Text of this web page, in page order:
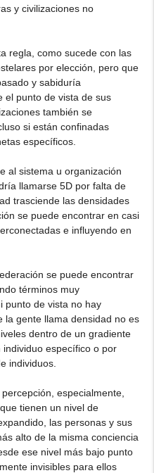
y civilizaciones no
regla, como sucede con las
por elección, pero que
y sabiduría
el punto de vista de sus
también se
si están confinadas
específicos.
al sistema u organización
llamarse 5D por falta de
trasciende las densidades
se puede encontrar en casi
e influyendo en
se puede encontrar
términos muy
punto de vista no hay
la gente llama densidad no es
dentro de un gradiente
específico o por
individuos.
especialmente,
tienen un nivel de
las personas y sus
alto de la misma conciencia
ese nivel más bajo punto
invisibles para ellos